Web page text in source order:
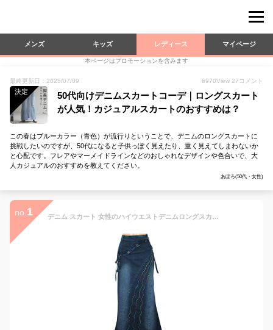
メンズ キッズ レディース マイページ
本ページはプロモーションを含みます
最終更新日：2025/07/09 6970View 27 コメント
決定
50代向けデニムスカートコーデ｜ロングスカート
が人気！カジュアルスカートのおすすめは？
この春はブルーカラー（青色）が流行りということで、デニムのロングスカートに
挑戦したいのですが、50代になると子供っぽく見えたり、重く見えてしまわないか
と心配です。フレアやマーメイドラインなどのおしゃれなデザインや色合いで、大
人カジュアルのおすすめを教えてください。
あぽろ(50代・女性)
no. 1 デニム スカート 女性のハイウエストデニムロングスカートレトロジーンズスカートフィッシュテイルデニムスカート カジュアルスカート (色 : Deep Blue, Size : XL)